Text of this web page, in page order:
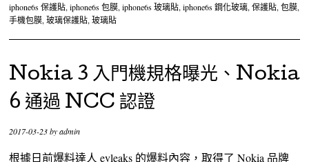
iphone6s 保護貼,iphone6s 包膜,iphone6s 玻璃貼,iphone6s 鋼化玻璃,保護貼,包膜,
手機包膜,玻璃保護貼,玻璃貼
Nokia 3 入門機規格曝光、Nokia
6 通過 NCC 認證
2017-03-23byadmin
根據日前爆料達人 evleaks 的爆料內容，取得了 Nokia 品牌